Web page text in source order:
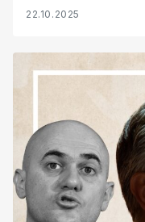
22.10.2025